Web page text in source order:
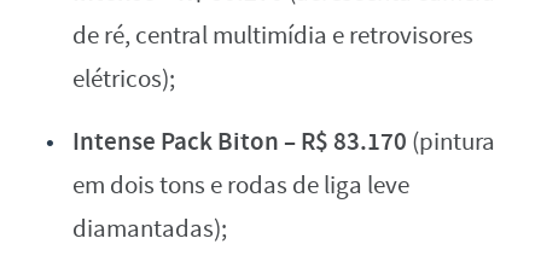
de ré, central multimídia e retrovisores
elétricos);
Intense Pack Biton – R$ 83.170 (pintura
em dois tons e rodas de liga leve
diamantadas);